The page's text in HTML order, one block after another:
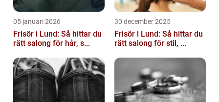
05 januari 2026
Frisör i Lund: Så hittar du
rätt salong för hår, s...
30 december 2025
Frisör i Lund: Så hittar du
rätt salong för stil, ...